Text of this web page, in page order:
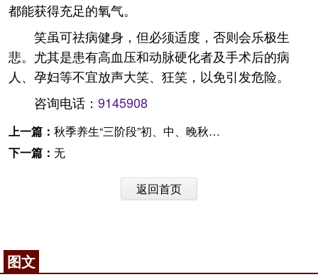
都能获得充足的氧气。
笑虽可祛病健身，但必须适度，否则会乐极生
悲。尤其是患有高血压和动脉硬化者及手术后的病
人、孕妇等不宜放声大笑、狂笑，以免引发危险。
咨询电话： 9145908
上一篇： 秋季养生“三阶段”初、中、晚秋顺时变
下一篇： 无
返回首页
图文